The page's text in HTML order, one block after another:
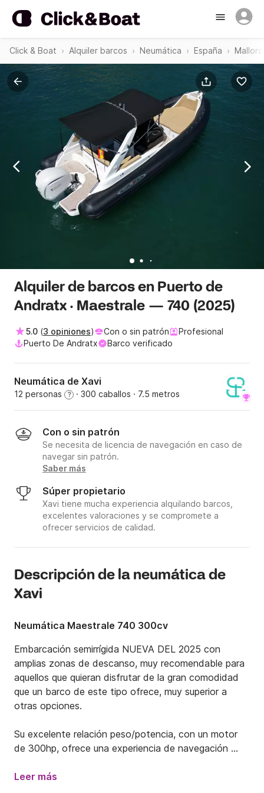
Click & Boat Alquiler barcos Neumática España
Alquiler de barcos en Puerto de
Andratx · Maestrale — 740 (2025)
5.0 (3 opiniones) Con o sin patrón
Profesional
Puerto De Andratx
Barco verificado
Neumática de Xavi
12 personas ? · 300 caballos · 7.5 metros
Con o sin patrón
Se necesita de licencia de navegación en caso de
navegar sin patrón.
Saber más
Súper propietario
Xavi tiene mucha experiencia alquilando barcos,
excelentes valoraciones y se compromete a
ofrecer servicios de calidad.
Descripción de la neumática de
Xavi
Neumática Maestrale 740 300cv
Embarcación semirrígida NUEVA DEL 2025 con
amplias zonas de descanso, muy recomendable para
aquellos que quieran disfrutar de la gran comodidad
que un barco de este tipo ofrece, muy superior a
otras opciones.
Su excelente relación peso/potencia, con un motor
de 300hp, ofrece una experiencia de navegación
permitirá disfrutar de un día magnífico en una de las
Leer más